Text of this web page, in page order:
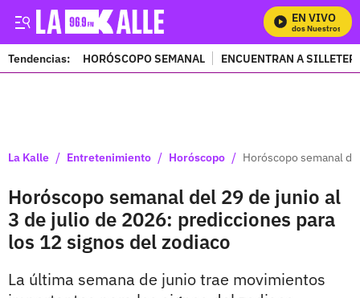
EN VIVO
Mira Todos Nuestros
Tendencias: HORÓSCOPO SEMANAL ENCUENTRAN A
La Kalle / Entretenimiento / Horóscopo / Horóscopo semanal
Horóscopo semanal del 29 de junio al
3 de julio de 2026: predicciones para
los 12 signos del zodiaco
La última semana de junio trae movimientos